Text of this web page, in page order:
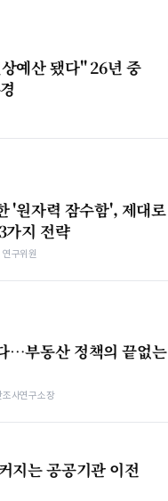
예산 됐다" 26년 중
'원자력 잠수함', 제대로
가지 전략
구위원
…부동산 정책의 끝없는
사연구소장
지는 공공기관 이전